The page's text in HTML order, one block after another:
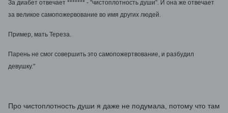
За диабет отвечает ******* - "чистоплотность души". И она же отвечает
за великое самопожервование во имя других людей.
Пример, мать Тереза.
Парень не смог совершить это самопожертвование, и разбудил
девушку."
Про чистоплотность души я даже не подумала, потому что там